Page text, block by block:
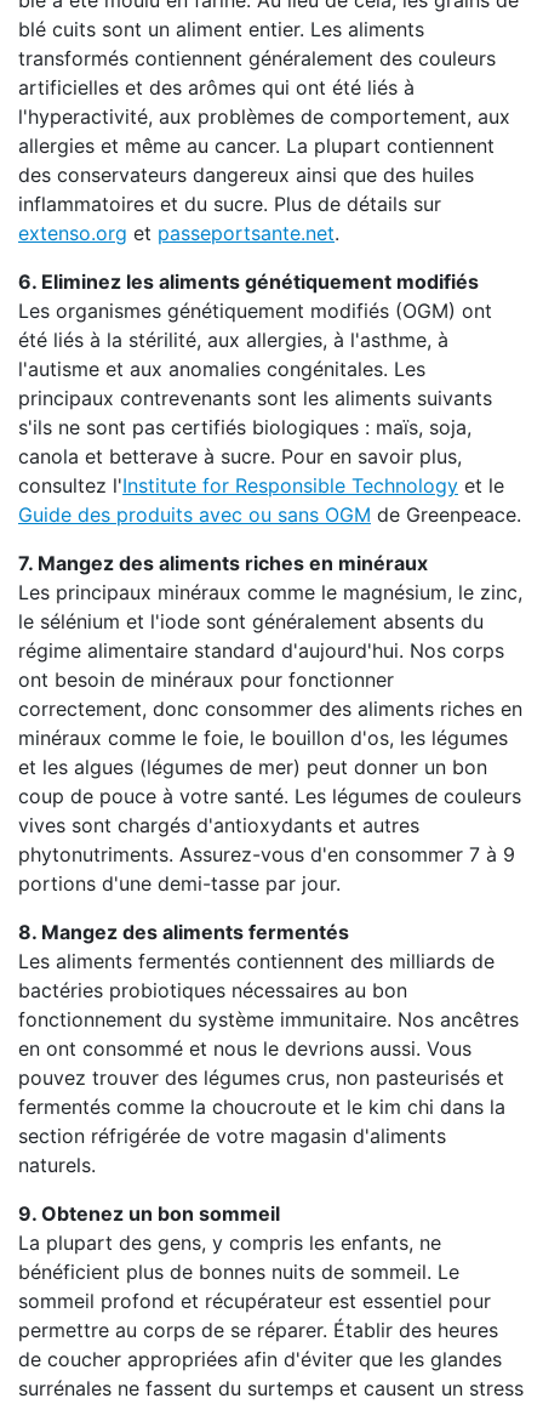
blé cuits sont un aliment entier. Les aliments
transformés contiennent généralement des couleurs
artificielles et des arômes qui ont été liés à
l'hyperactivité, aux problèmes de comportement, aux
allergies et même au cancer. La plupart contiennent
des conservateurs dangereux ainsi que des huiles
inflammatoires et du sucre. Plus de détails sur
extenso.org et passeportsante.net.
6. Eliminez les aliments génétiquement modifiés
Les organismes génétiquement modifiés (OGM) ont
été liés à la stérilité, aux allergies, à l'asthme, à
l'autisme et aux anomalies congénitales. Les
principaux contrevenants sont les aliments suivants
s'ils ne sont pas certifiés biologiques : maïs, soja,
canola et betterave à sucre. Pour en savoir plus,
consultez l'Institute for Responsible Technology et le
Guide des produits avec ou sans OGM de Greenpeace.
7. Mangez des aliments riches en minéraux
Les principaux minéraux comme le magnésium, le zinc,
le sélénium et l'iode sont généralement absents du
régime alimentaire standard d'aujourd'hui. Nos corps
ont besoin de minéraux pour fonctionner
correctement, donc consommer des aliments riches en
minéraux comme le foie, le bouillon d'os, les légumes
et les algues (légumes de mer) peut donner un bon
coup de pouce à votre santé. Les légumes de couleurs
vives sont chargés d'antioxydants et autres
phytonutriments. Assurez-vous d'en consommer 7 à 9
portions d'une demi-tasse par jour.
8. Mangez des aliments fermentés
Les aliments fermentés contiennent des milliards de
bactéries probiotiques nécessaires au bon
fonctionnement du système immunitaire. Nos ancêtres
en ont consommé et nous le devrions aussi. Vous
pouvez trouver des légumes crus, non pasteurisés et
fermentés comme la choucroute et le kim chi dans la
section réfrigérée de votre magasin d'aliments
naturels.
9. Obtenez un bon sommeil
La plupart des gens, y compris les enfants, ne
bénéficient plus de bonnes nuits de sommeil. Le
sommeil profond et récupérateur est essentiel pour
permettre au corps de se réparer. Établir des heures
de coucher appropriées afin d'éviter que les glandes
surrénales ne fassent du surtemps et causent un stress